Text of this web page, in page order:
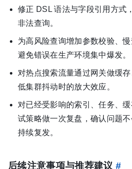
修正 DSL 语法与字段引用方式
非法查询。
为高风险查询增加参数校验、
避免错误在生产环境集中爆发。
对热点搜索流量通过网关做缓
低集群抖动时的放大效应。
对已经受影响的索引、任务、
试策略做一次复盘，确认问题
持续复发。
后续注意事项与推荐建议 #